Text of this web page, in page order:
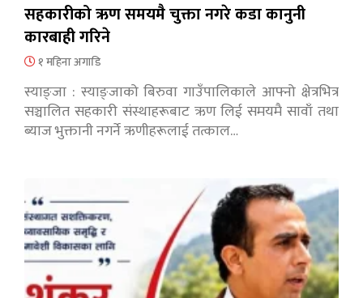
सहकारीको ऋण समयमै चुक्ता नगरे कडा कानुनी
कारबाही गरिने
१ महिना अगाडि
स्याङ्जा : स्याङ्जाको बिरुवा गाउँपालिकाले आफ्नो क्षेत्रभित्र
सञ्चालित सहकारी संस्थाहरूबाट ऋण लिई समयमै सावाँ तथा
ब्याज भुक्तानी नगर्ने ऋणीहरूलाई तत्काल…